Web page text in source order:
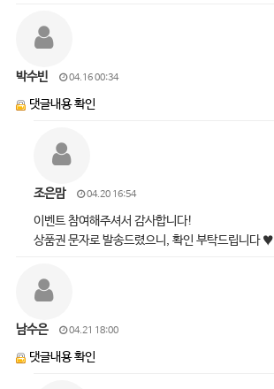
박수빈 04.16 00:34
댓글내용 확인
조은맘 04.20 16:54
이벤트 참여해주셔서 감사합니다!
상품권 문자로 발송드렸으니, 확인 부탁드립니다 ♥
남수은 04.21 18:00
댓글내용 확인